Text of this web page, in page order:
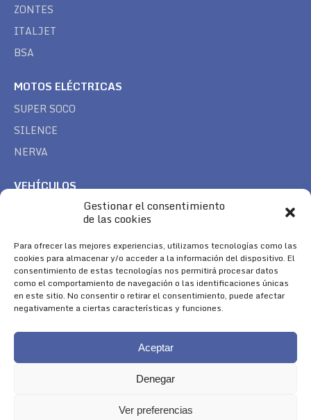
Gestionar el consentimiento
de las cookies
Para ofrecer las mejores experiencias, utilizamos tecnologías como las
cookies para almacenar y/o acceder a la información del dispositivo. El
consentimiento de estas tecnologías nos permitirá procesar datos
como el comportamiento de navegación o las identificaciones únicas
en este sitio. No consentir o retirar el consentimiento, puede afectar
negativamente a ciertas características y funciones.
Aceptar
Denegar
Ver preferencias
ZONTES
ITALJET
BSA
MOTOS ELÉCTRICAS
SUPER SOCO
SILENCE
NERVA
VEHÍCULOS
TREK
SÍGUENOS
Encuéntranos en:
Facebook
page
YouTube
page
Instagram
page